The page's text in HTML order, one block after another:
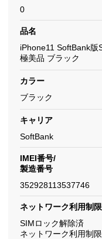
0
品名
iPhone11 SoftBank版
極美品 ブラック
カラー
ブラック
キャリア
SoftBank
IMEI番号/
製造番号
352928113537746
ネットワーク利用制限
SIMロック解除済
ネットワーク利用制